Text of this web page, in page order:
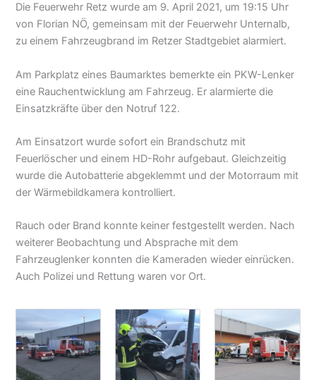
Die Feuerwehr Retz wurde am 9. April 2021, um 19:15 Uhr
von Florian NÖ, gemeinsam mit der Feuerwehr Unternalb,
zu einem Fahrzeugbrand im Retzer Stadtgebiet alarmiert.
Am Parkplatz eines Baumarktes bemerkte ein PKW-Lenker
eine Rauchentwicklung am Fahrzeug. Er alarmierte die
Einsatzkräfte über den Notruf 122.
Am Einsatzort wurde sofort ein Brandschutz mit
Feuerlöscher und einem HD-Rohr aufgebaut. Gleichzeitig
wurde die Autobatterie abgeklemmt und der Motorraum mit
der Wärmebildkamera kontrolliert.
Rauch oder Brand konnte keiner festgestellt werden. Nach
weiterer Beobachtung und Absprache mit dem
Fahrzeuglenker konnten die Kameraden wieder einrücken.
Auch Polizei und Rettung waren vor Ort.